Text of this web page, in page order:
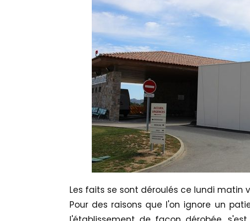
Les faits se sont déroulés ce lundi matin
Pour des raisons que l'on ignore un